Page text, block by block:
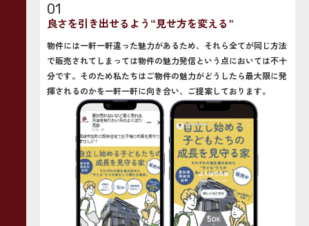
01
良さを引き出せるよう“見せ方を変える”
物件には一軒一軒違った魅力があるため、それら全てが同じ方法
で販売されてしまっては物件の魅力発信という点においては不十
分です。そのため私たちはご物件の魅力がどうしたら最大限に発
揮されるのかを一軒一軒に向き合い、ご提案しております。